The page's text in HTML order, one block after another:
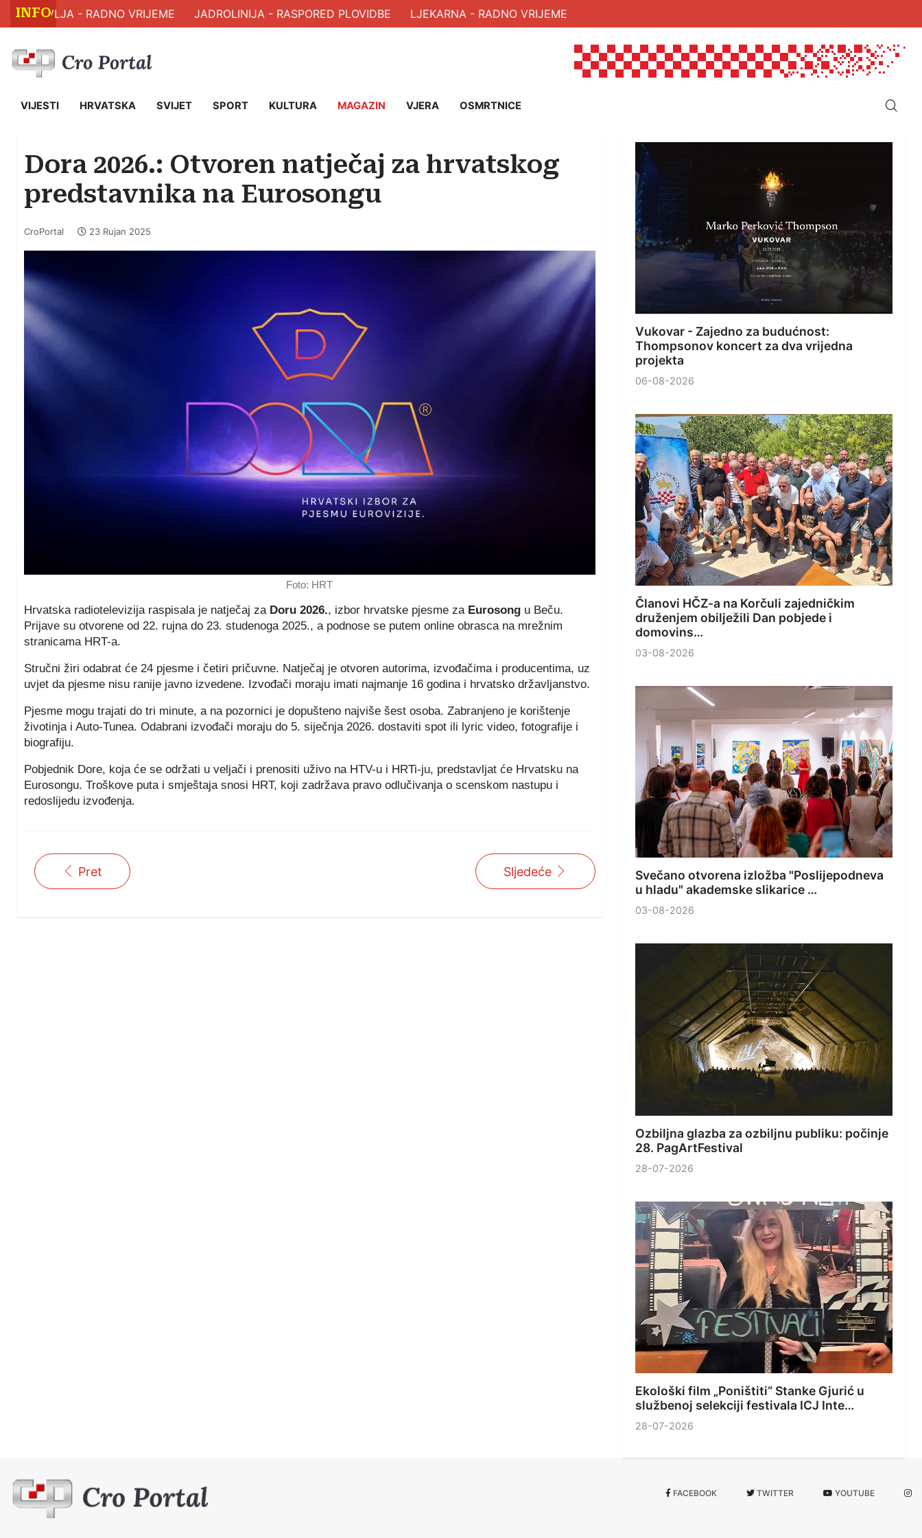
INFO
ZDRAVLJA - RADNO VRIJEME JADROLINIJA - RASPORED PLOVIDBE LJEKARNA - RADNO VRIJEME
VIJESTI HRVATSKA SVIJET SPORT KULTURA MAGAZIN VJERA OSMRTNICE
Dora 2026.: Otvoren natječaj za hrvatskog
predstavnika na Eurosongu
CroPortal 23 Rujan 2025
Foto: HRT
Hrvatska radiotelevizija raspisala je natječaj za Doru 2026., izbor hrvatske pjesme za Eurosong u Beču.
Prijave su otvorene od 22. rujna do 23. studenoga 2025., a podnose se putem online obrasca na mrežnim
stranicama HRT-a.
Stručni žiri odabrat će 24 pjesme i četiri pričuvne. Natječaj je otvoren autorima, izvođačima i producentima, uz
uvjet da pjesme nisu ranije javno izvedene. Izvođači moraju imati najmanje 16 godina i hrvatsko državljanstvo.
Pjesme mogu trajati do tri minute, a na pozornici je dopušteno najviše šest osoba. Zabranjeno je korištenje
životinja i Auto-Tunea. Odabrani izvođači moraju do 5. siječnja 2026. dostaviti spot ili lyric video, fotografije i
biografiju.
Pobjednik Dore, koja će se održati u veljači i prenositi uživo na HTV-u i HRTi-ju, predstavljat će Hrvatsku na
Eurosongu. Troškove puta i smještaja snosi HRT, koji zadržava pravo odlučivanja o scenskom nastupu i
redoslijedu izvođenja.
Pret Sljedeće
Vukovar - Zajedno za budućnost:
Thompsonov koncert za dva vrijedna
projekta
06-08-2026
Članovi HČZ-a na Korčuli zajedničkim
druženjem obilježili Dan pobjede i
domovins…
03-08-2026
Svečano otvorena izložba "Poslijepodneva
u hladu" akademske slikarice …
03-08-2026
Ozbiljna glazba za ozbiljnu publiku: počinje
28. PagArtFestival
28-07-2026
Ekološki film „Poništiti“ Stanke Gjurić u
službenoj selekciji festivala ICJ Inte…
28-07-2026
FACEBOOK TWITTER YOUTUBE